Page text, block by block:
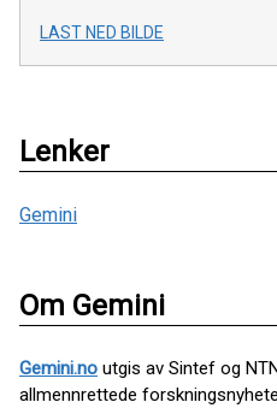
LAST NED BILDE
Lenker
Gemini
Om Gemini
Gemini.no utgis av Sintef og
allmennrettede